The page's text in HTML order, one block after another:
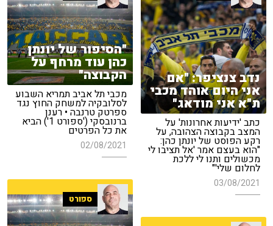
נדב צנציפר: "אם
אני היום אוהד מכבי
ת"א אני מודאג"
כתב 'ידיעות אחרונות' על
המצב בקבוצה הצהובה, על
רקע הפוסט של יונתן כהן:
"הוא בעצם אמר 'אל תציבו לי
מכשולים ותנו לי ללכת
לחלום שלי'"
03/08/2021
"הסיפור של יונתן
כהן עוד מרחף על
הקבוצה"
מכבי תל אביב תמריא השבוע
לסלובקיה למשחק החוץ נגד
ספרטק טרנבה • רענן
ברנובסקי ('ספורט 1') הביא
את כל הפרטים
02/08/2021
ספורט